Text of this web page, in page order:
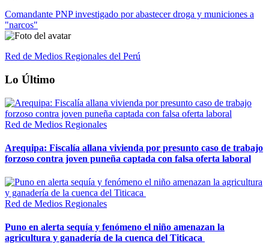
Comandante PNP investigado por abastecer droga y municiones a
"narcos"
Red de Medios Regionales del Perú
Lo Último
Red de Medios Regionales
Arequipa: Fiscalía allana vivienda por presunto caso de trabajo
forzoso contra joven puneña captada con falsa oferta laboral
Red de Medios Regionales
Puno en alerta sequía y fenómeno el niño amenazan la
agricultura y ganadería de la cuenca del Titicaca